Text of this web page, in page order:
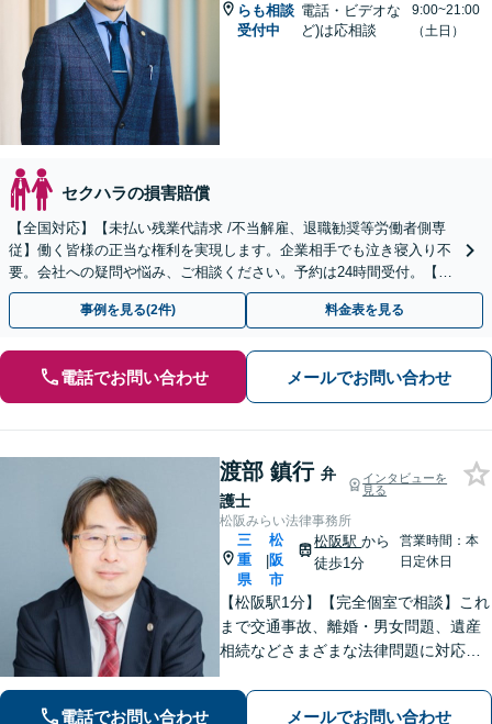
らも相談
受付中
電話・ビデオな
ど)は応相談
9:00~21:00
（土日）
セクハラの損害賠償
【全国対応】【未払い残業代請求 /不当解雇、退職勧奨等労働者側専
従】働く皆様の正当な権利を実現します。企業相手でも泣き寝入り不
要。会社への疑問や悩み、ご相談ください。予約は24時間受付。【初
回面談無料】【夜間・休日対応可】
事例を見る(2件) 料金表を見る
電話でお問い合わせ メールでお問い合わせ
渡部 鎮行 弁
護士
インタビューを
見る
松阪みらい法律事務所
三
重
県
|
松
阪
市
松阪駅から
徒歩1分
営業時間：本
日定休日
【松阪駅1分】【完全個室で相談】これ
まで交通事故、離婚・男女問題、遺産
相続などさまざまな法律問題に対応し
く、一人の人として相談者さまに寄り
電話でお問い合わせ メールでお問い合わせ